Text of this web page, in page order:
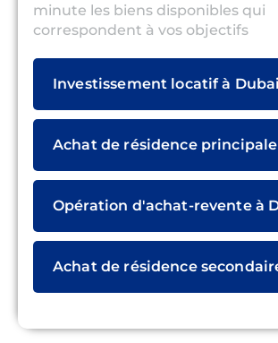
minute les biens disponibles qui
correspondent à vos objectifs
Investissement locatif à Dubai
Achat de résidence
Opération d'achat-revente à
Achat de résidence